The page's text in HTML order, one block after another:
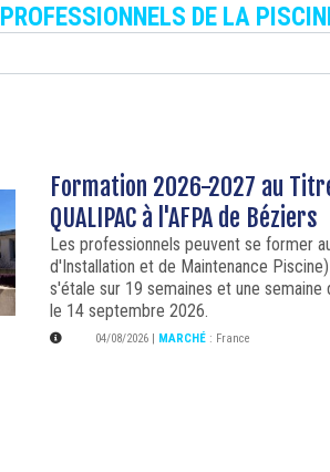
DE LA
Formation 2026-2027 au
QUALIPAC à l'AFPA de Béziers
Les professionnels peuvent se former
d'Installation et de Maintenance
s'étale sur 19 semaines et une
le 14 septembre 2026.
04/08/2026 MARCHÉ : France